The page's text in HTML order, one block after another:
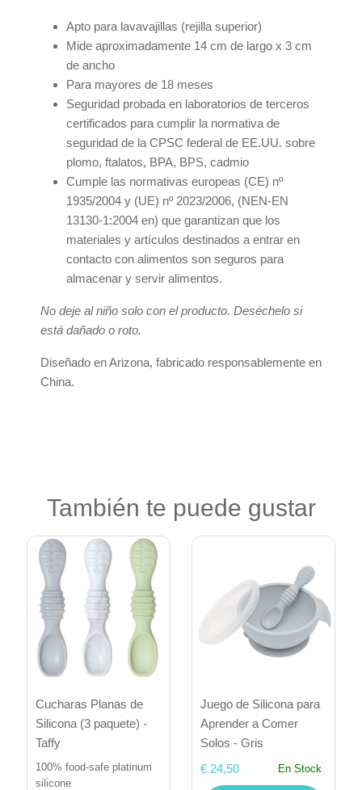
Apto para lavavajillas (rejilla superior)
Mide aproximadamente 14 cm de largo x 3 cm
de ancho
Para mayores de 18 meses
Seguridad probada en laboratorios de terceros
certificados para cumplir la normativa de
seguridad de la CPSC federal de EE.UU. sobre
plomo, ftalatos, BPA, BPS, cadmio
Cumple las normativas europeas (CE) nº
1935/2004 y (UE) nº 2023/2006, (NEN-EN
13130-1:2004 en) que garantizan que los
materiales y artículos destinados a entrar en
contacto con alimentos son seguros para
almacenar y servir alimentos.
No deje al niño solo con el producto. Deséchelo si
está dañado o roto.
Diseñado en Arizona, fabricado responsablemente en
China.
También te puede gustar
Cucharas Planas de
Silicona (3 paquete) -
Taffy
100% food-safe platinum
silicone
Juego de Silicona para
Aprender a Comer
Solos - Gris
€ 24,50
En Stock